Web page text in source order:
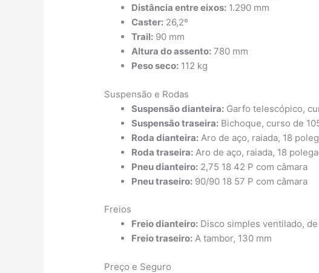
Distância entre eixos: 1.290 mm
Caster: 26,2º
Trail: 90 mm
Altura do assento: 780 mm
Peso seco: 112 kg
Suspensão e Rodas
Suspensão dianteira: Garfo telescópico,
Suspensão traseira: Bichoque, curso de
Roda dianteira: Aro de aço, raiada, 18
Roda traseira: Aro de aço, raiada, 18
Pneu dianteiro: 2,75 18 42 P com câmara
Pneu traseiro: 90/90 18 57 P com câmara
Freios
Freio dianteiro: Disco simples ventilado,
Freio traseiro: A tambor, 130 mm
Preço e Seguro